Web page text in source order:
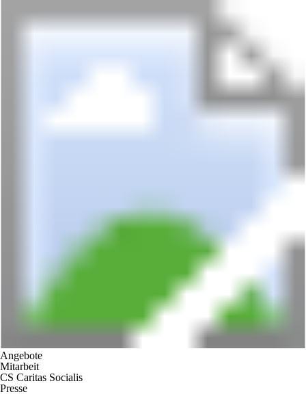
Angebote
Mitarbeit
CS Caritas Socialis
Presse